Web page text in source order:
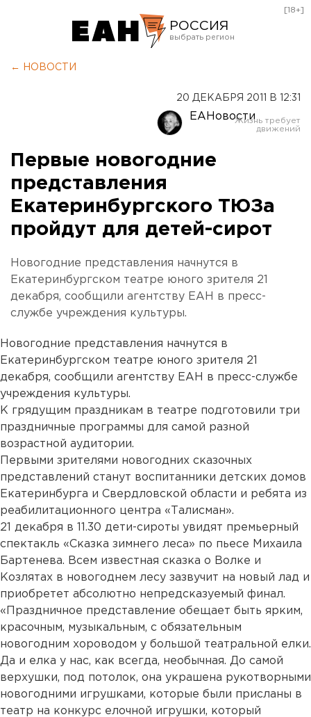
РОССИЯ
Оренбург
[18+]
← НОВОСТИ
20 ДЕКАБРЯ 2011 В 12:31
ЕАНовости
Первые новогодние
представления
Екатеринбургского ТЮЗа
пройдут для детей-сирот
Новогодние представления начнутся в
Екатеринбургском театре юного зрителя 21
декабря, сообщили агентству ЕАН в пресс-
службе учреждения культуры.
Новогодние представления начнутся в
Екатеринбургском театре юного зрителя 21
декабря, сообщили агентству ЕАН в пресс-службе
учреждения культуры.
К грядущим праздникам в театре подготовили три
праздничные программы для самой разной
возрастной аудитории.
Первыми зрителями новогодних сказочных
представлений станут воспитанники детских домов
Екатеринбурга и Свердловской области и ребята из
реабилитационного центра «Талисман».
21 декабря в 11.30 дети-сироты увидят премьерный
спектакль «Сказка зимнего леса» по пьесе Михаила
Бартенева. Всем известная сказка о Волке и
Козлятах в новогоднем лесу зазвучит на новый лад и
приобретет абсолютно непредсказуемый финал.
«Праздничное представление обещает быть ярким,
красочным, музыкальным, с обязательным
новогодним хороводом у большой театральной елки.
Да и елка у нас, как всегда, необычная. До самой
верхушки, под потолок, она украшена рукотворными
новогодними игрушками, которые были присланы в
театр на конкурс елочной игрушки, который